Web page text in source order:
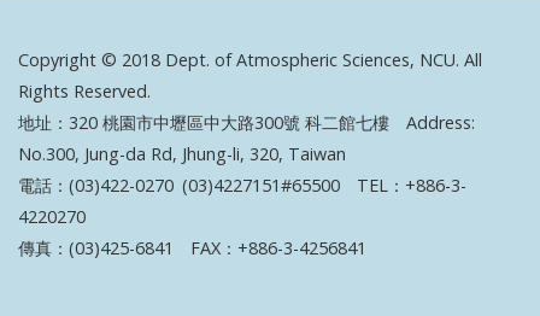
Copyright © 2018 Dept. of Atmospheric Sciences, NCU. All
Rights Reserved.
地址：320 桃園市中壢區中大路300號 科二館七樓 Address:
No.300, Jung-da Rd, Jhung-li, 320, Taiwan
電話：(03)422-0270 (03)4227151#65500 TEL：+886-3-
4220270
傳真：(03)425-6841 FAX：+886-3-4256841